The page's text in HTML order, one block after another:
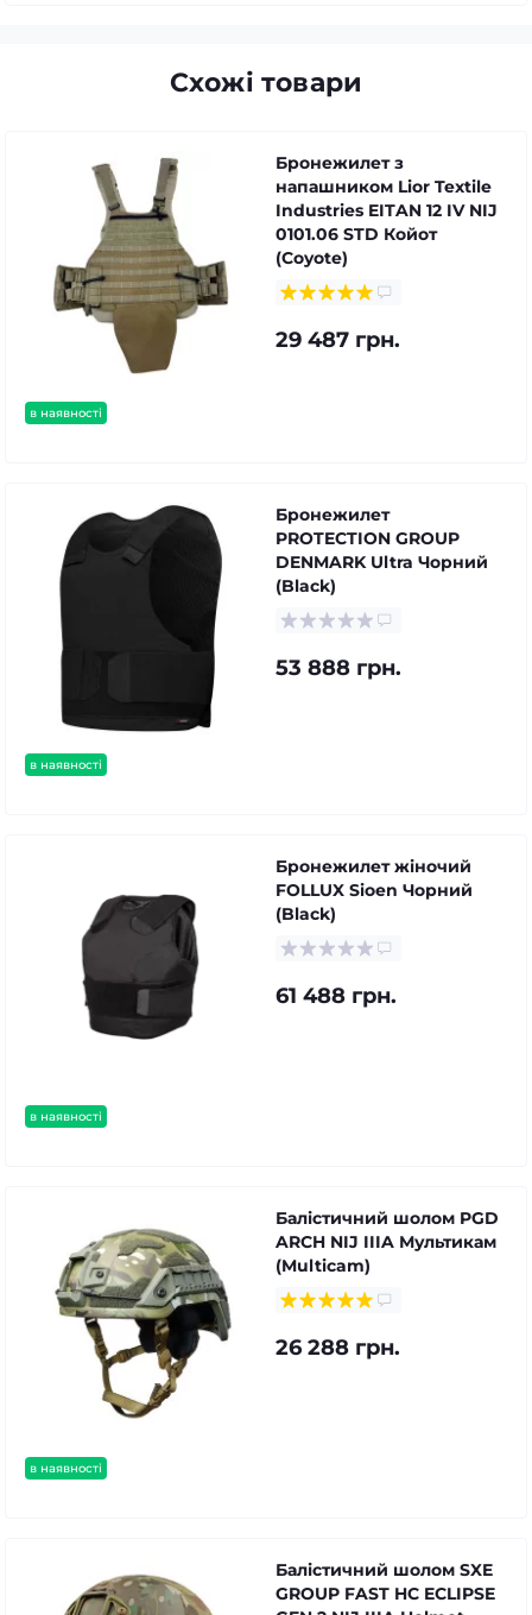
Схожі товари
в наявності
Бронежилет з
напашником Lior Textile
Industries EITAN 12 IV NIJ
0101.06 STD Койот
(Coyote)
29 487 грн.
в наявності
Бронежилет
PROTECTION GROUP
DENMARK Ultra Чорний
(Black)
53 888 грн.
в наявності
Бронежилет жіночий
FOLLUX Sioen Чорний
(Black)
61 488 грн.
в наявності
Балістичний шолом PGD
ARCH NIJ IIIA Мультикам
(Multicam)
26 288 грн.
Балістичний шолом SXE
GROUP FAST HC ECLIPSE